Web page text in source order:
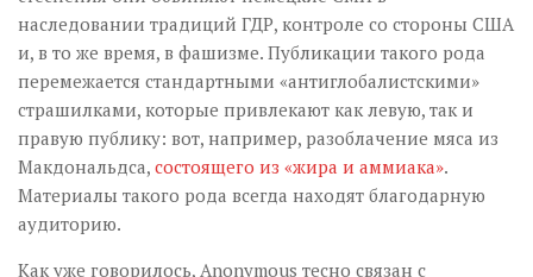
наследовании традиций ГДР, контроле со стороны США
и, в то же время, в фашизме. Публикации такого рода
перемежается стандартными «антиглобалистскими»
страшилками, которые привлекают как левую, так и
правую публику: вот, например, разоблачение мяса из
Макдональдса, состоящего из «жира и аммиака».
Материалы такого рода всегда находят благодарную
аудиторию.
Как уже говорилось, Anonymous тесно связан с